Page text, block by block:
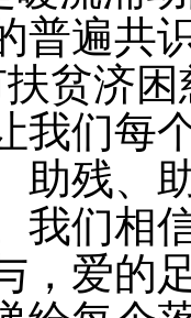
普遍共
贫济
我们每
助残、
我们相
，爱的